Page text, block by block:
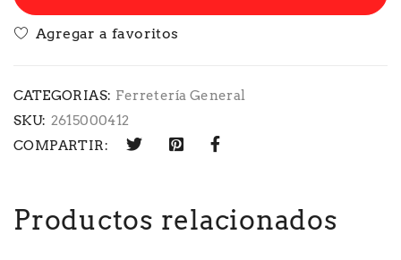
CATEGORIAS: Ferretería General
SKU: 2615000412
COMPARTIR:
Productos relacionados